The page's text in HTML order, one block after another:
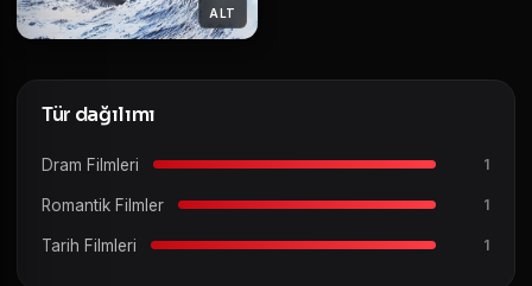
ALT
Tür dağılımı
Dram Filmleri 1
Romantik Filmler 1
Tarih Filmleri 1